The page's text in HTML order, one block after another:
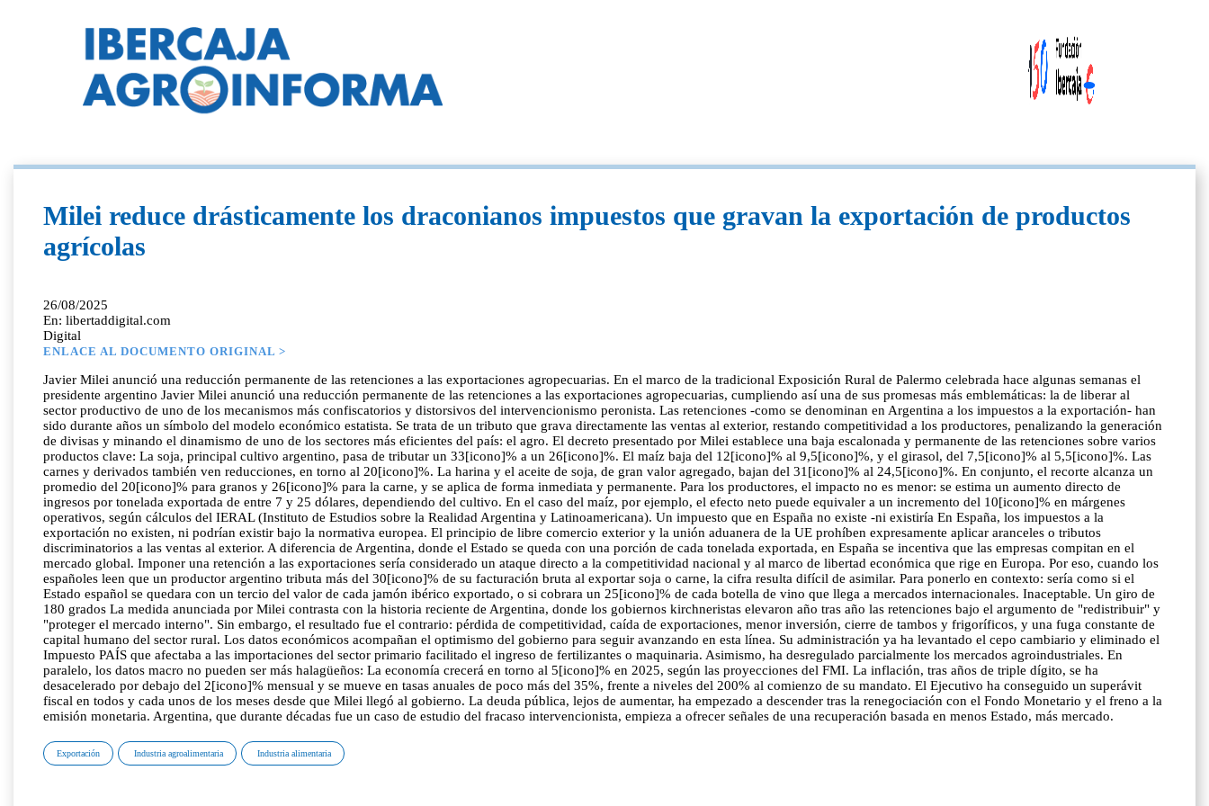
Milei reduce drásticamente los draconianos impuestos que gravan la exportación de productos
agrícolas
26/08/2025
En: libertaddigital.com
Digital
ENLACE AL DOCUMENTO ORIGINAL >
Javier Milei anunció una reducción permanente de las retenciones a las exportaciones agropecuarias. En el marco de la tradicional Exposición Rural de Palermo celebrada hace algunas semanas el
presidente argentino Javier Milei anunció una reducción permanente de las retenciones a las exportaciones agropecuarias, cumpliendo así una de sus promesas más emblemáticas: la de liberar al
sector productivo de uno de los mecanismos más confiscatorios y distorsivos del intervencionismo peronista. Las retenciones -como se denominan en Argentina a los impuestos a la exportación- han
sido durante años un símbolo del modelo económico estatista. Se trata de un tributo que grava directamente las ventas al exterior, restando competitividad a los productores, penalizando la generación
de divisas y minando el dinamismo de uno de los sectores más eficientes del país: el agro. El decreto presentado por Milei establece una baja escalonada y permanente de las retenciones sobre varios
productos clave: La soja, principal cultivo argentino, pasa de tributar un 33[icono]% a un 26[icono]%. El maíz baja del 12[icono]% al 9,5[icono]%, y el girasol, del 7,5[icono]% al 5,5[icono]%. Las
carnes y derivados también ven reducciones, en torno al 20[icono]%. La harina y el aceite de soja, de gran valor agregado, bajan del 31[icono]% al 24,5[icono]%. En conjunto, el recorte alcanza un
promedio del 20[icono]% para granos y 26[icono]% para la carne, y se aplica de forma inmediata y permanente. Para los productores, el impacto no es menor: se estima un aumento directo de
ingresos por tonelada exportada de entre 7 y 25 dólares, dependiendo del cultivo. En el caso del maíz, por ejemplo, el efecto neto puede equivaler a un incremento del 10[icono]% en márgenes
operativos, según cálculos del IERAL (Instituto de Estudios sobre la Realidad Argentina y Latinoamericana). Un impuesto que en España no existe -ni existiría En España, los impuestos a la
exportación no existen, ni podrían existir bajo la normativa europea. El principio de libre comercio exterior y la unión aduanera de la UE prohíben expresamente aplicar aranceles o tributos
discriminatorios a las ventas al exterior. A diferencia de Argentina, donde el Estado se queda con una porción de cada tonelada exportada, en España se incentiva que las empresas compitan en el
mercado global. Imponer una retención a las exportaciones sería considerado un ataque directo a la competitividad nacional y al marco de libertad económica que rige en Europa. Por eso, cuando los
españoles leen que un productor argentino tributa más del 30[icono]% de su facturación bruta al exportar soja o carne, la cifra resulta difícil de asimilar. Para ponerlo en contexto: sería como si el
Estado español se quedara con un tercio del valor de cada jamón ibérico exportado, o si cobrara un 25[icono]% de cada botella de vino que llega a mercados internacionales. Inaceptable. Un giro de
180 grados La medida anunciada por Milei contrasta con la historia reciente de Argentina, donde los gobiernos kirchneristas elevaron año tras año las retenciones bajo el argumento de "redistribuir" y
"proteger el mercado interno". Sin embargo, el resultado fue el contrario: pérdida de competitividad, caída de exportaciones, menor inversión, cierre de tambos y frigoríficos, y una fuga constante de
capital humano del sector rural. Los datos económicos acompañan el optimismo del gobierno para seguir avanzando en esta línea. Su administración ya ha levantado el cepo cambiario y eliminado el
Impuesto PAÍS que afectaba a las importaciones del sector primario facilitado el ingreso de fertilizantes o maquinaria. Asimismo, ha desregulado parcialmente los mercados agroindustriales. En
paralelo, los datos macro no pueden ser más halagüeños: La economía crecerá en torno al 5[icono]% en 2025, según las proyecciones del FMI. La inflación, tras años de triple dígito, se ha
desacelerado por debajo del 2[icono]% mensual y se mueve en tasas anuales de poco más del 35%, frente a niveles del 200% al comienzo de su mandato. El Ejecutivo ha conseguido un superávit
fiscal en todos y cada unos de los meses desde que Milei llegó al gobierno. La deuda pública, lejos de aumentar, ha empezado a descender tras la renegociación con el Fondo Monetario y el freno a la
emisión monetaria. Argentina, que durante décadas fue un caso de estudio del fracaso intervencionista, empieza a ofrecer señales de una recuperación basada en menos Estado, más mercado.
Exportación Industria agroalimentaria Industria alimentaria